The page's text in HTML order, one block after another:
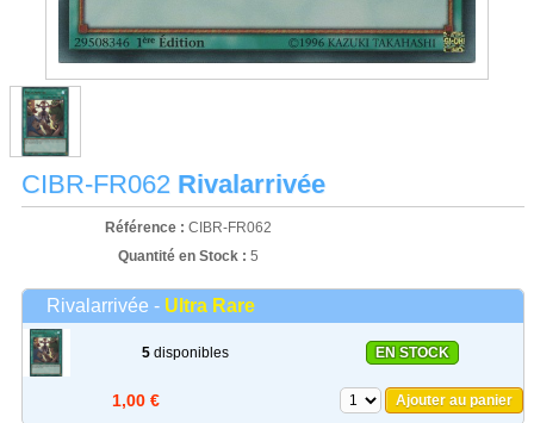
CIBR-FR062 Rivalarrivée
Référence : CIBR-FR062
Quantité en Stock : 5
Rivalarrivée - Ultra Rare
5 disponibles EN STOCK
1,00 € Ajouter au panier